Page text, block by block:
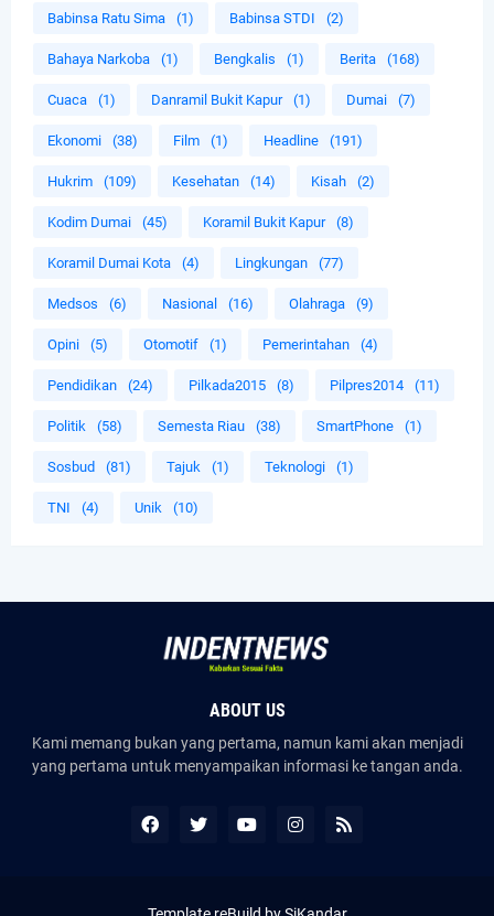
Babinsa Ratu Sima (1) Babinsa STDI (2)
Bahaya Narkoba (1) Bengkalis (1) Berita (168)
Cuaca (1) Danramil Bukit Kapur (1) Dumai (7)
Ekonomi (38) Film (1) Headline (191)
Hukrim (109) Kesehatan (14) Kisah (2)
Kodim Dumai (45) Koramil Bukit Kapur (8)
Koramil Dumai Kota (4) Lingkungan (77)
Medsos (6) Nasional (16) Olahraga (9)
Opini (5) Otomotif (1) Pemerintahan (4)
Pendidikan (24) Pilkada2015 (8) Pilpres2014 (11)
Politik (58) Semesta Riau (38) SmartPhone (1)
Sosbud (81) Tajuk (1) Teknologi (1)
TNI (4) Unik (10)
ABOUT US
Kami memang bukan yang pertama, namun kami akan menjadi
yang pertama untuk menyampaikan informasi ke tangan anda.